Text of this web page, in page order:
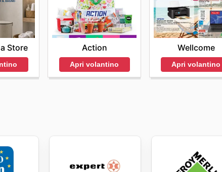
Store Action
Apri volantino
Wellcome
Apri volantino